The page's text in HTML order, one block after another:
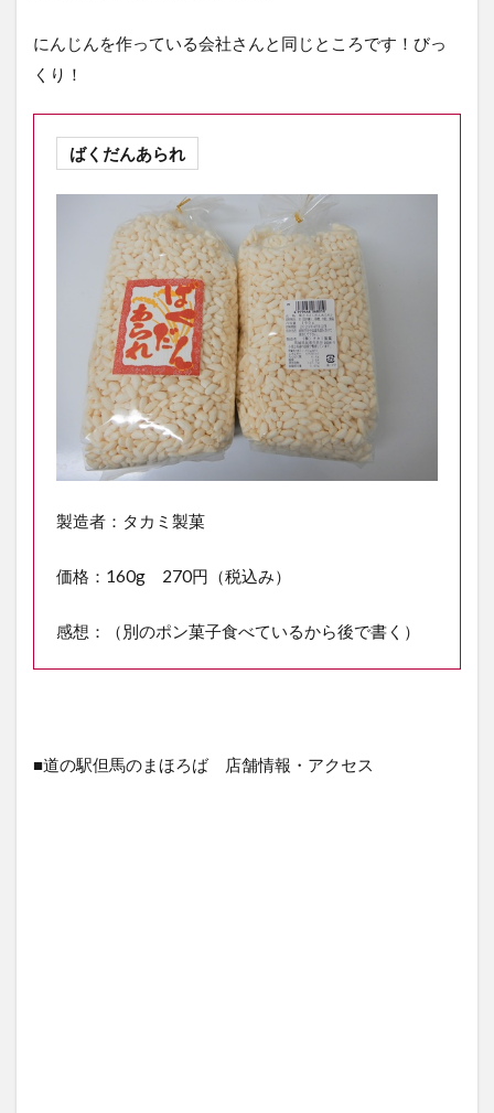
にんじんを作っている会社さんと同じところです！びっ
くり！
ばくだんあられ
製造者：タカミ製菓
価格：160g 270円（税込み）
感想：（別のポン菓子食べているから後で書く）
■道の駅但馬のまほろば 店舗情報・アクセス